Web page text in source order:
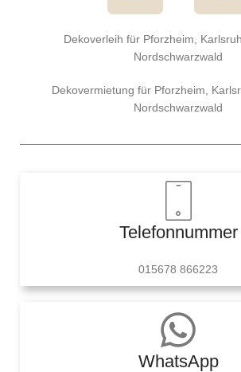
Dekoverleih für Pforzheim,
Nordschwarzwald
Dekovermietung für Pforzheim,
Nordschwarzwald
Telefonnummer
015678 866223
WhatsApp